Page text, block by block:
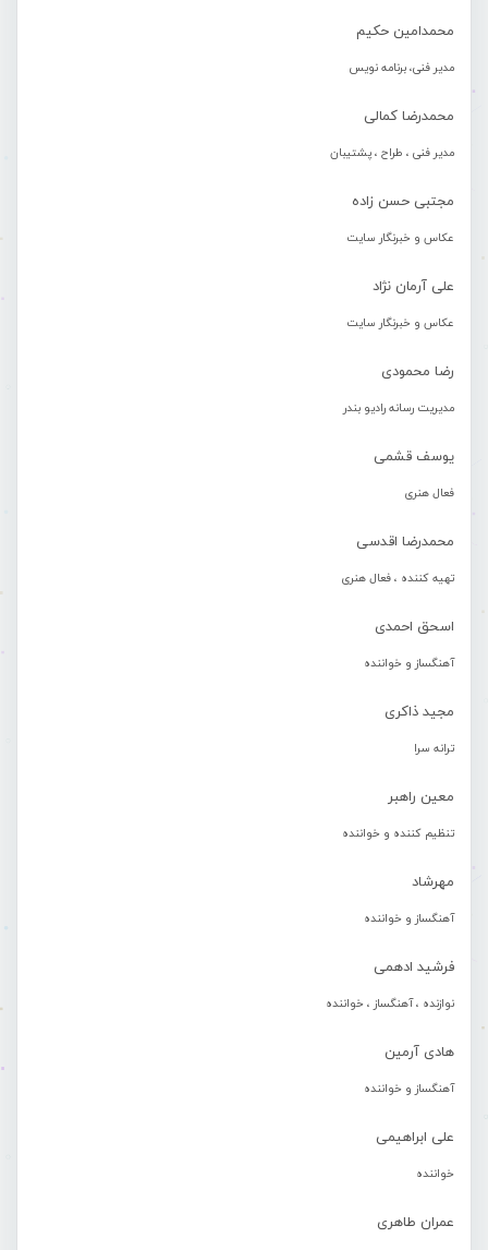
محمدامین حکیم
مدیر فنی، برنامه نویس
محمدرضا کمالی
مدیر فنی ، طراح ، پشتیبان
مجتبی حسن زاده
عکاس و خبرنگار سایت
علی آرمان نژاد
عکاس و خبرنگار سایت
رضا محمودی
مدیریت رسانه رادیو بندر
یوسف قشمی
فعال هنری
محمدرضا اقدسی
تهیه کننده ، فعال هنری
اسحق احمدی
آهنگساز و خواننده
مجید ذاکری
ترانه سرا
معین راهبر
تنظیم کننده و خواننده
مهرشاد
آهنگساز و خواننده
فرشید ادهمی
نوازنده ، آهنگساز ، خواننده
هادی آرمین
آهنگساز و خواننده
علی ابراهیمی
خواننده
عمران طاهری